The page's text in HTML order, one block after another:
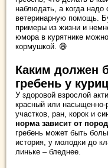
наблюдать, а когда надо
ветеринарную помощь.
примеры из жизни и
юмора в курятнике
кормушкой. 😄
Каким должен
гребень у
У здоровой взрослой
красный или
участков, ран, корок и
норма зависит от
гребень может быть
история, у молодки до
линьке – бледнее.